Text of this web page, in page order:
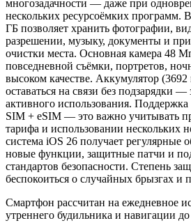
многозадачности — даже при
нескольких ресурсоёмких программ.
ГБ позволяет хранить фотографии,
разрешении, музыку, документы и
очистки места. Основная камера 48
повседневной съёмки, портретов,
высоком качестве. Аккумулятор
оставаться на связи без подзарядки —
активного использования.
SIM + eSIM — это важно учитывать
тарифа и использовании нескольких
система iOS 26 получает
новые функции, защитные патчи и
стандартов безопасности. Степень
беспокоиться о случайных брызгах и
Смартфон рассчитан на ежедневное
утреннего будильника и навигации